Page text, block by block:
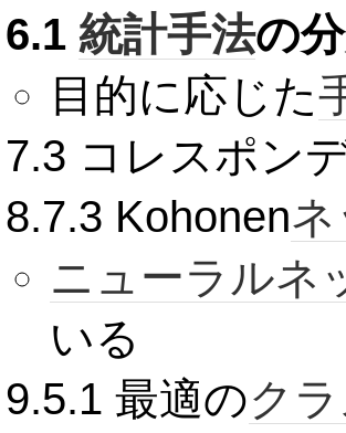
6.1 統計手法の
目的に応じた
7.3 コレスポン
8.7.3 Kohonen
ニューラルネ
いる
9.5.1 最適のク